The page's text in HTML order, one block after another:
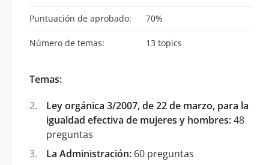
Puntuación de aprobado: 70%
Número de temas: 13 topics
Temas:
Ley orgánica 3/2007, de 22 de marzo, para la
igualdad efectiva de mujeres y hombres:48
preguntas
La Administración: 60 preguntas